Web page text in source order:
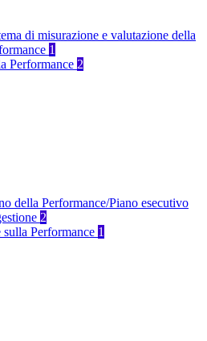
di misurazione e valutazione della
1
Performance 2
della Performance/Piano esecutivo
2
sulla Performance 1